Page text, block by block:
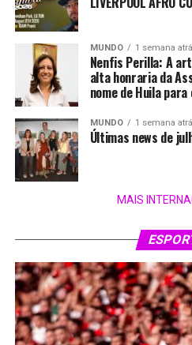
MUNDO 1 semana
Nenfis Perilla: A
alta honraria da
nome de Huila para
MUNDO 1 semana
Últimas news de
MAIS